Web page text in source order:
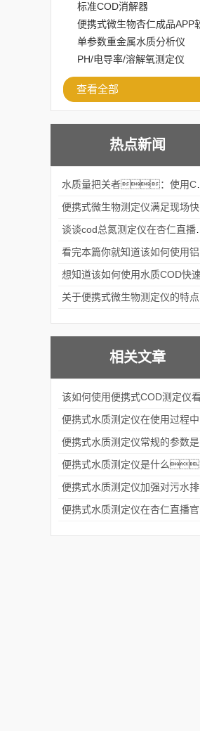
标准COD消解器
便携式微生物杏仁成品APP
件直播大全
单参数重金属水质分析仪
PH/电导率/溶解氧测定仪
查看全部
热点新闻
相关文章
便携式水质测定仪是什么